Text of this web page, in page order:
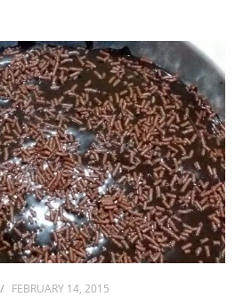
FEBRUARY 14, 2015